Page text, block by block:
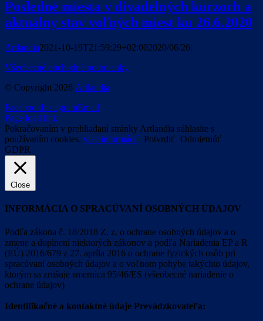
Posledné miesta v divadelných kurzoch a
aktuálny stav voľných miest ku 26.6.2020
Artlandia2021-10-19T21:59:29+02:002020/06/26|
Všeobecné obchodné podmienky
© Copyright 2026 Artlandia
FacebookInstagramEmail
Page load link
Pokračovaním v prehliadaní stránky Artlandia súhlasíte s
používaním cookies. viac informácií Potvrdiť Odmietnúť
GDPR
Close
INFORMÁCIA O SPRACÚVANÍ OSOBNÝCH ÚDAJOV
Podľa zákona č. 18/2018 Z. z. o ochrane osobných údajov a o
zmene a doplnení niektorých zákonov a podľa Nariadenia EP a R
(EÚ) 2016/679 z 27. apríla 2016 o ochrane fyzických osôb pri
spracúvaní osobných údajov a o voľnom pohybe takýchto údajov,
ktorým sa zrušuje smernica 95/46/ES (všeobecné nariadenie o
ochrane údajov)
Identifikačné a kontaktné údaje Prevádzkovateľa: